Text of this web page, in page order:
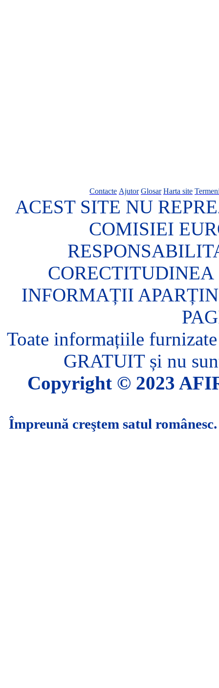
Contacte Ajutor Glosar Harta site
ACEST SITE NU
COMISIEI
CORECTITUDINEA
INFORMAȚII
Toate informațiile
GRATUIT și nu
Copyright © 2023
Împreună creştem satul românesc.